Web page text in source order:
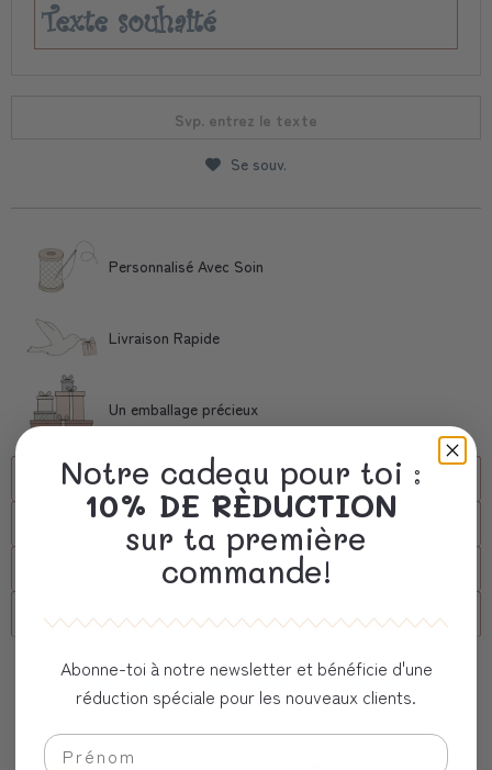
Svp. entrez le texte
Se souv.
Personnalisé Avec Soin
Livraison Rapide
Un emballage précieux
Description
client corporel
Vous aimerez aussi
Notre cadeau pour toi :
10% DE RÈDUCTION
sur ta première
commande!
Abonne-toi à notre newsletter et bénéficie d'une
réduction spéciale pour les nouveaux clients.